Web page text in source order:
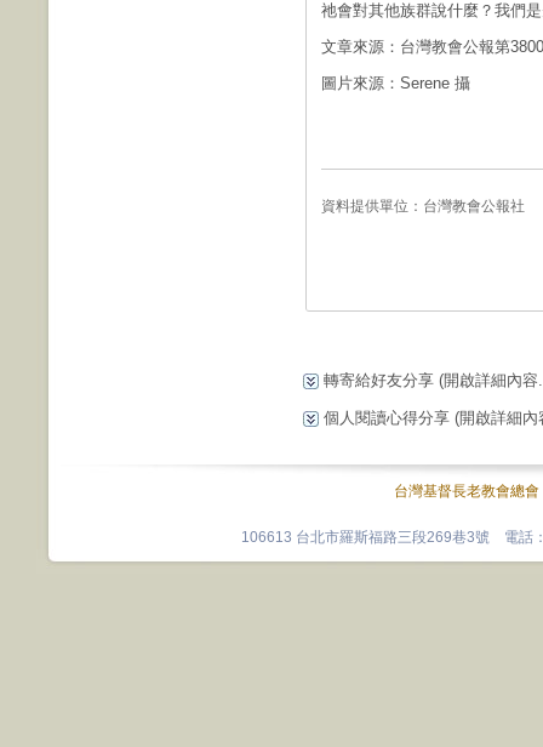
祂會對其他族群說什麼？我們
文章來源：台灣教會公報第
圖片來源：Serene 攝
資料提供單位： 台灣教會公報社
轉寄給好友分享 (開啟詳細內容
個人閱讀心得分享 (開啟詳細內
台灣基督長老教會總會
106613 台北市羅斯福路三段269巷3號 電